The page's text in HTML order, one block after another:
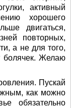
активный
хорошего
двигаться,
повторных,
а не для того,
болячек. Желаю
Пускай
как можно
обязательно